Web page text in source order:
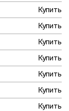
Купить
Купить
Купить
Купить
Купить
Купить
Купить